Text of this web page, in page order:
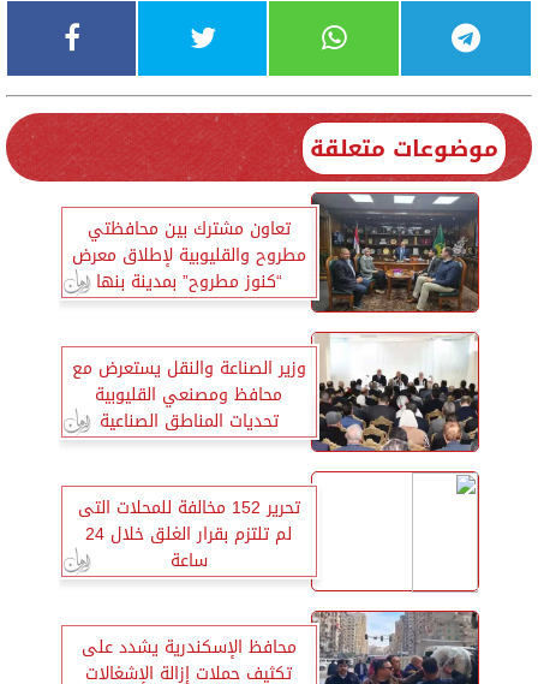
موضوعات متعلقة
تعاون مشترك بين محافظتي
مطروح والقليوبية لإطلاق معرض
“كنوز مطروح” بمدينة بنها
وزير الصناعة والنقل يستعرض مع
محافظ ومصنعي القليوبية
تحديات المناطق الصناعية
تحرير 152 مخالفة للمحلات التى
لم تلتزم بقرار الغلق خلال 24
ساعة
محافظ الإسكندرية يشدد على
تكثيف حملات إزالة الإشغالات